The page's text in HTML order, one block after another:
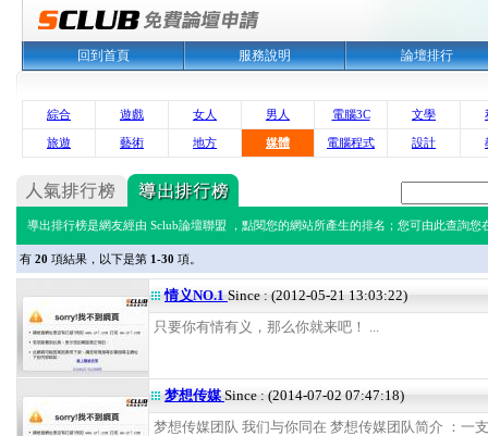
回到首頁 服務說明 論壇排行
綜合 遊戲 女人 男人 電腦3C 文學
旅遊 藝術 地方 媒體 電腦程式 設計
導出排行榜是網友經由 Sclub論壇聯盟 ，點閱您的網站所產生的排名；您可由此查詢您
有 20 項結果，以下是第 1-30 項。
情义NO.1 Since : (2012-05-21 13:03:22)
只要你有情有义，那么你就来吧！ ...
梦想传媒Since : (2014-07-02 07:47:18)
梦想传媒团队 我们与你同在 梦想传媒团队简介 ：一